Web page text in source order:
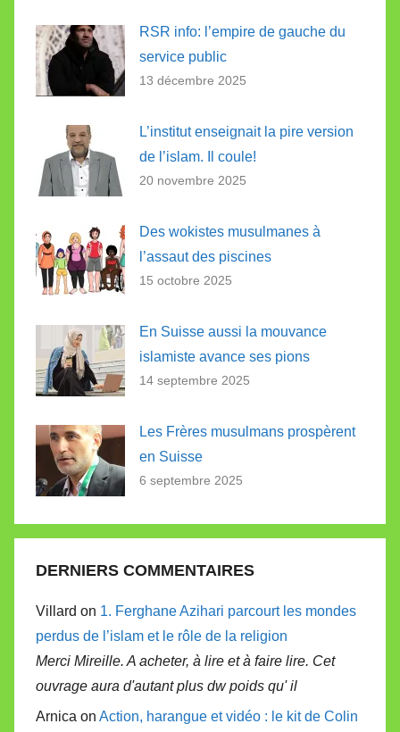
RSR info: l’empire de gauche du
service public
13 décembre 2025
L’institut enseignait la pire version
de l’islam. Il coule!
20 novembre 2025
Des wokistes musulmanes à
l’assaut des piscines
15 octobre 2025
En Suisse aussi la mouvance
islamiste avance ses pions
14 septembre 2025
Les Frères musulmans prospèrent
en Suisse
6 septembre 2025
DERNIERS COMMENTAIRES
Villard on 1. Ferghane Azihari parcourt les mondes
perdus de l’islam et le rôle de la religion
Merci Mireille. A acheter, à lire et à faire lire. Cet
ouvrage aura d'autant plus dw poids qu' il
Arnica on Action, harangue et vidéo : le kit de Colin